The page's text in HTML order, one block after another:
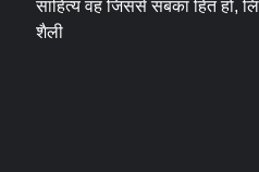
साहित्य वह जिससे सबका हित हो,
शैली